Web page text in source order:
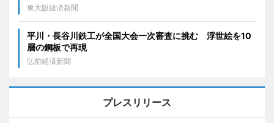
東大阪経済新聞
平川・長谷川鉄工が全国大会一次審査に挑む 浮世絵を10
層の鋼板で再現
弘前経済新聞
プレスリリース